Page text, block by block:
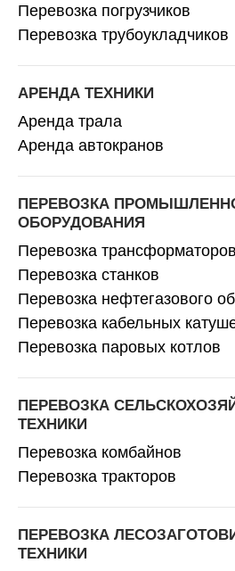
Перевозка погрузчиков
Перевозка трубоукладчиков
АРЕНДА ТЕХНИКИ
Аренда трала
Аренда автокранов
ПЕРЕВОЗКА
ОБОРУДОВАНИЯ
Перевозка трансформаторов
Перевозка станков
Перевозка нефтегазового
Перевозка кабельных
Перевозка паровых котлов
ПЕРЕВОЗКА
ТЕХНИКИ
Перевозка комбайнов
Перевозка тракторов
ПЕРЕВОЗКА
ТЕХНИКИ